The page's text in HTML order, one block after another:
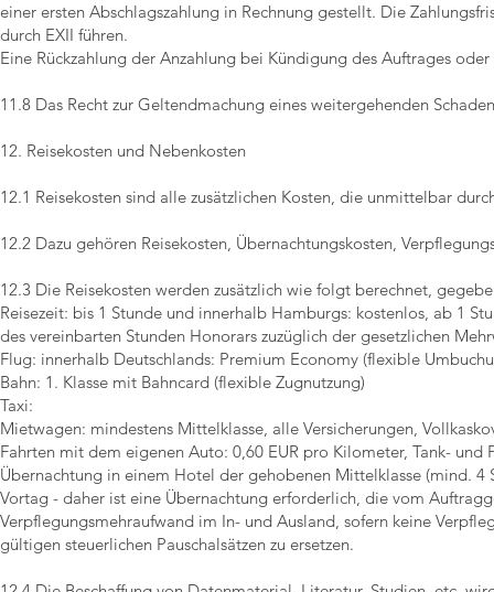
einer ersten Abschlagszahlung in Rechnung gestellt. Die
durch EXII führen.
Eine Rückzahlung der Anzahlung bei Kündigung des Auftrages
11.8 Das Recht zur Geltendmachung eines weitergehenden
12. Reisekosten und Nebenkosten
12.1 Reisekosten sind alle zusätzlichen Kosten, die unmittelbar
12.2 Dazu gehören Reisekosten, Übernachtungskosten,
12.3 Die Reisekosten werden zusätzlich wie folgt berechnet,
Reisezeit: bis 1 Stunde und innerhalb Hamburgs: kostenlos, ab 1
des vereinbarten Stunden Honorars zuzüglich der gesetzlichen
Flug: innerhalb Deutschlands: Premium Economy (flexible
Bahn: 1. Klasse mit Bahncard (flexible Zugnutzung)
Taxi:
Mietwagen: mindestens Mittelklasse, alle Versicherungen,
Fahrten mit dem eigenen Auto: 0,60 EUR pro Kilometer, Tank-
Übernachtung in einem Hotel der gehobenen Mittelklasse (mind. 4
Vortag - daher ist eine Übernachtung erforderlich, die vom
Verpflegungsmehraufwand im In- und Ausland, sofern keine
gültigen steuerlichen Pauschalsätzen zu ersetzen.